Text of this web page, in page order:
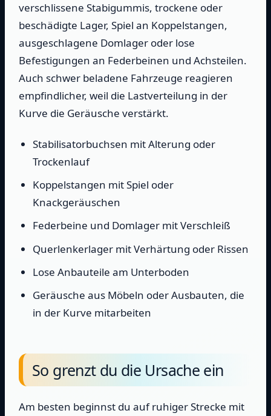
verschlissene Stabigummis, trockene oder
beschädigte Lager, Spiel an Koppelstangen,
ausgeschlagene Domlager oder lose
Befestigungen an Federbeinen und Achsteilen.
Auch schwer beladene Fahrzeuge reagieren
empfindlicher, weil die Lastverteilung in der
Kurve die Geräusche verstärkt.
Stabilisatorbuchsen mit Alterung oder
Trockenlauf
Koppelstangen mit Spiel oder
Knackgeräuschen
Federbeine und Domlager mit Verschleiß
Querlenkerlager mit Verhärtung oder Rissen
Lose Anbauteile am Unterboden
Geräusche aus Möbeln oder Ausbauten, die
in der Kurve mitarbeiten
So grenzt du die Ursache ein
Am besten beginnst du auf ruhiger Strecke mit